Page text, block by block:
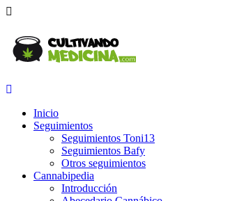
Inicio
Seguimientos
Seguimientos Toni13
Seguimientos Bafy
Otros seguimientos
Cannabipedia
Introducción